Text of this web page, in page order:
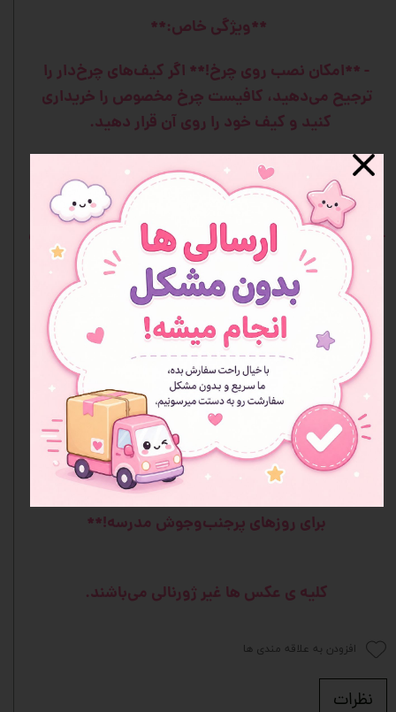
**ویژگی خاص:**
- **امکان نصب روی چرخ!** اگر کیف‌های چرخ‌دار را
ترجیح می‌دهید، کافیست چرخ مخصوص را خریداری
کنید و کیف خود را روی آن قرار دهید.
- **کیفیت بی‌نظیر**، ساخته شده از مواد مقاوم با
دوخت محکم.
- **طرح‌های دوست‌داشتنی سانریو**، فوق‌العاده جذاب
برای دوستداران این شخصیت‌های محبوب!
- **قیمت استثنایی**، کیفیت فوق‌العاده با بهترین
ارزش خرید.
**فرصت را از دست ندهید!** این کیف فوق‌العاده را با
طرح‌های خاص و امکانات منحصر‌به‌فرد همین حالا تهیه
کنید.
**چیزی فراتر از یک کیف مدرسه، یک همراه همیشگی
برای روزهای پرجنب‌وجوش مدرسه!**
کلیه ی عکس ها غیر ژورنالی می‌باشند.
افزودن به علاقه مندی ها
نظرات